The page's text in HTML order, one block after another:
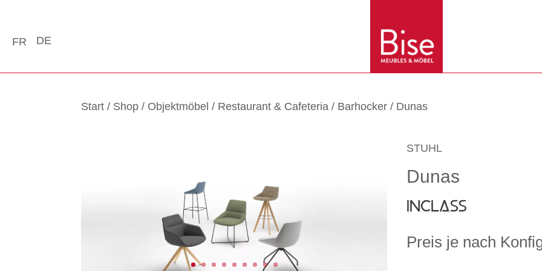
FR DE
Start / Shop / Objektmöbel / Restaurant & Cafeteria / Barhocker / Dunas
STUHL
Dunas
Preis je nach